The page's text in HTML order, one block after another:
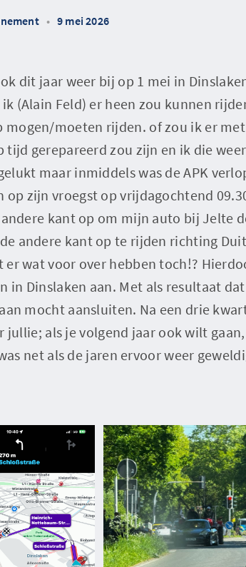
• 9 mei 2026
dit jaar weer bij op 1 mei in
(Alain Feld) er heen zou kunnen
mogen/moeten rijden. of zou ik er
tijd gerepareerd zou zijn en ik die
maar inmiddels was de APK
zijn vroegst op vrijdagochtend
kant op om mijn auto bij Jelte
andere kant op te rijden richting
wat voor over hebben toch!?
in Dinslaken aan. Met als resultaat
mocht aansluiten. Na een drie
als je volgend jaar ook wilt
net als de jaren ervoor weer